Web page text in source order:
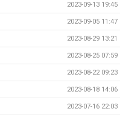
2023-09-13 19:45
2023-09-05 11:47
2023-08-29 13:21
2023-08-25 07:59
2023-08-22 09:23
2023-08-18 14:06
2023-07-16 22:03